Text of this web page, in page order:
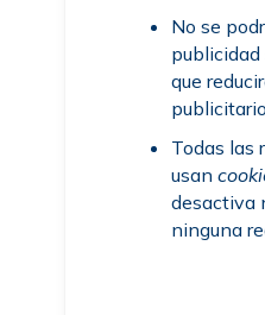
No se
publicidad
que
Todas las
usan
desactiva
ninguna